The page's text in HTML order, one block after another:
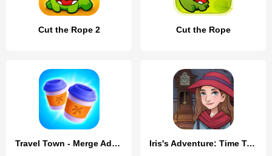
Cut the Rope 2 Cut the Rope
Travel Town - Merge Adventure Iris's Adventure: Time Travel